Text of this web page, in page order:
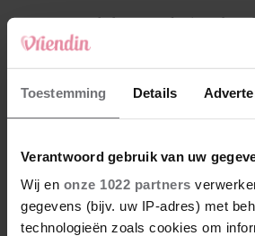
Toestemming Details
Verantwoord gebruik van uw
Wij en onze 1022 partners
gegevens (bijv. uw IP-adres) met
technologieën zoals cookies om
4 Makelaar Mandy: ‘Een
Een foto. Mijn lijf reageert’
5 Makelaar Mandy:
Hij sprak eng kalm’
Nieuw